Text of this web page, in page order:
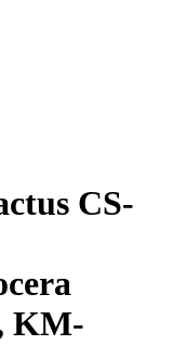
CS-
KM-